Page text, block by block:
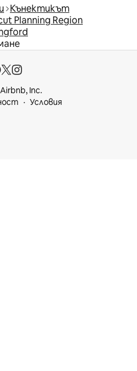
Кънектикът
Planning Region
Inc.
Условия